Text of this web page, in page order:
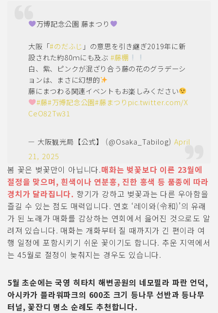
万博記念公園 藤まつり
大阪「#のだふじ 」の意思を引き継ぎ2019年に新
設された約80ｍにも及ぶ #藤棚
白、紫、ピンクが混ざり合う藤の花のグラデーシ
ョンは、まさに幻想的
藤にまつわる関連イベントもお楽しみください
#藤#万博記念公園#藤まつり pic.twitter.com/X
CeO82Tw31
— 大阪観光局【公式】 (@Osaka_Tabilog)April
21, 2025
봄 꽃은 벚꽃만이 아닙니다.매화는 벚꽃보다 이른 23월에
절정을 맞으며, 흰색이나 연분홍, 진한 홍색 등 품종에 따라
경치가 달라집니다. 향기가 강하고 벚꽃과는 다른 우아함을
즐길 수 있는 점도 매력입니다. 연호 ‘레이와(令和)’의 유래
가 된 노래가 매화를 감상하는 연회에서 읊어진 것으로도 알
려져 있습니다. 매화는 개화부터 질 때까지가 긴 편이라 여
행 일정에 포함시키기 쉬운 꽃이기도 합니다. 추운 지역에서
는 45월로 절정이 늦춰지는 경우도 있습니다.
5월 초순에는 국영 히타치 해변공원의 네모필라 파란 언덕,
아시카가 플라워파크의 600조 크기 등나무 선반과 등나무
터널, 꽃잔디 명소 순례도 추천합니다.